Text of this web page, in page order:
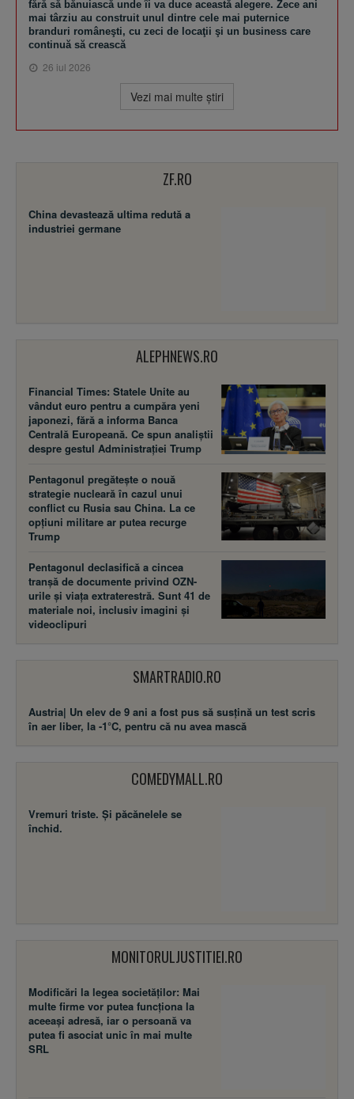
fără să bănuiască unde îi va duce această alegere. Zece ani
mai târziu au construit unul dintre cele mai puternice
branduri româneşti, cu zeci de locaţii şi un business care
continuă să crească
26 iul 2026
Vezi mai multe ştiri
ZF.RO
China devastează ultima redută a
industriei germane
ALEPHNEWS.RO
Financial Times: Statele Unite au
vândut euro pentru a cumpăra yeni
japonezi, fără a informa Banca
Centrală Europeană. Ce spun analiștii
despre gestul Administrației Trump
Pentagonul pregătește o nouă
strategie nucleară în cazul unui
conflict cu Rusia sau China. La ce
opțiuni militare ar putea recurge
Trump
Pentagonul declasifică a cincea
tranșă de documente privind OZN-
urile și viața extraterestră. Sunt 41 de
materiale noi, inclusiv imagini și
videoclipuri
SMARTRADIO.RO
Austria| Un elev de 9 ani a fost pus să susţină un test scris
în aer liber, la -1°C, pentru că nu avea mască
COMEDYMALL.RO
Vremuri triste. Şi păcănelele se
închid.
MONITORULJUSTITIEI.RO
Modificări la legea societăţilor: Mai
multe firme vor putea funcţiona la
aceeaşi adresă, iar o persoană va
putea fi asociat unic în mai multe
SRL